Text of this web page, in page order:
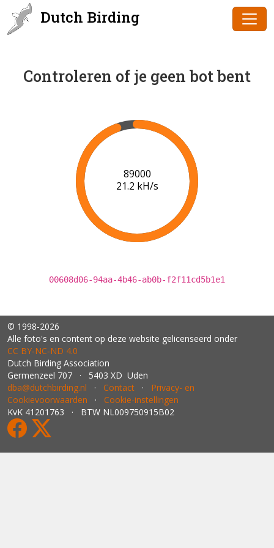
Dutch Birding
Controleren of je geen bot bent
92000
21.3 kH/s
00608d06-94aa-4b46-ab0b-f2f11cd5b1e1
© 1998-2026
Alle foto's en content op deze website gelicenseerd onder
CC BY‑NC‑ND 4.0
Dutch Birding Association
Germenzeel 707 · 5403 XD Uden
dba@dutchbirding.nl · Contact · Privacy- en
Cookievoorwaarden · Cookie-instellingen
KvK 41201763 · BTW NL009750915B02